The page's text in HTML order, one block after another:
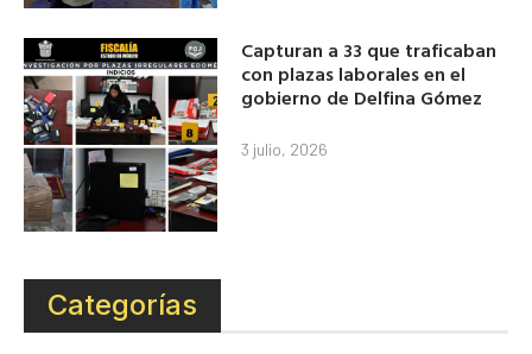
Capturan a 33 que traficaban
con plazas laborales en el
gobierno de Delfina Gómez
3 julio, 2026
Categorías